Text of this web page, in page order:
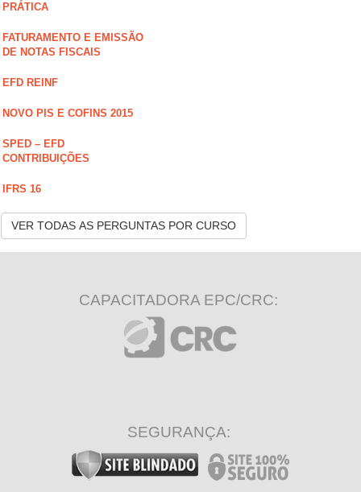
PRÁTICA
FATURAMENTO E EMISSÃO
DE NOTAS FISCAIS
EFD REINF
NOVO PIS E COFINS 2015
SPED – EFD
CONTRIBUIÇÕES
IFRS 16
VER TODAS AS PERGUNTAS POR CURSO
CAPACITADORA EPC/CRC:
SEGURANÇA: